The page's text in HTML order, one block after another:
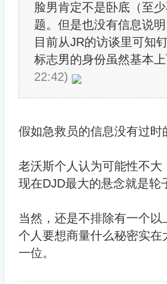
脸男肯定不是卧底（至
题。但是也没有信息说
目前从JR的访谈里可知
标志男的身份虽然基本
22:42)
假如急救员的信息没有过
老沃斯个人认为可能性不
现在DJD最大的悬念就是轮
当然，还是不排除有一个
个人要想商量什么秘密实
一位。